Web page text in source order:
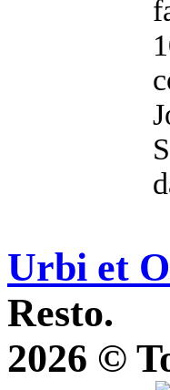
Urbi et
Resto.
2026 ©